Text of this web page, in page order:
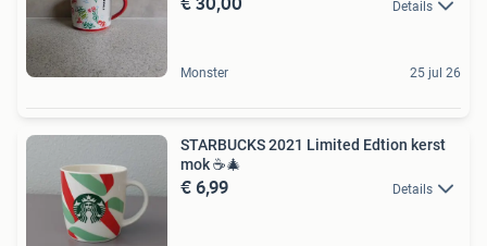
Details
Monster 25 jul 26
STARBUCKS 2021 Limited Edtion kerst
mok ️️️☕️🎄 ️ ️️️️
€ 6,99 Details